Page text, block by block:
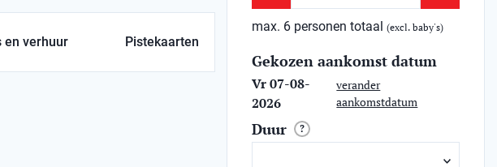
en verhuur Pistekaarten
max. 6 personen totaal(excl. baby's)
Gekozen aankomst datum
Vr 07-08-
2026
verander
aankomstdatum
Duur ?